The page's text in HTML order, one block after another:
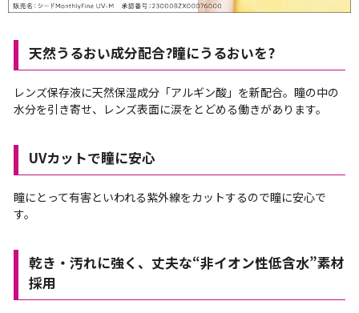
天然うるおい成分配合?瞳にうるおいを?
レンズ保存液に天然保湿成分「アルギン酸」を新配合。瞳の中の
水分を引き寄せ、レンズ表面に涙をとどめる働きがあります。
UVカットで瞳に安心
瞳にとって有害といわれる紫外線をカットするので瞳に安心で
す。
乾き・汚れに強く、丈夫な“非イオン性低含水”素材
採用